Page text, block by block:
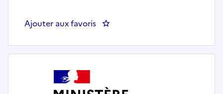
Ajouter aux favoris : Attaché culturel (F/H) -